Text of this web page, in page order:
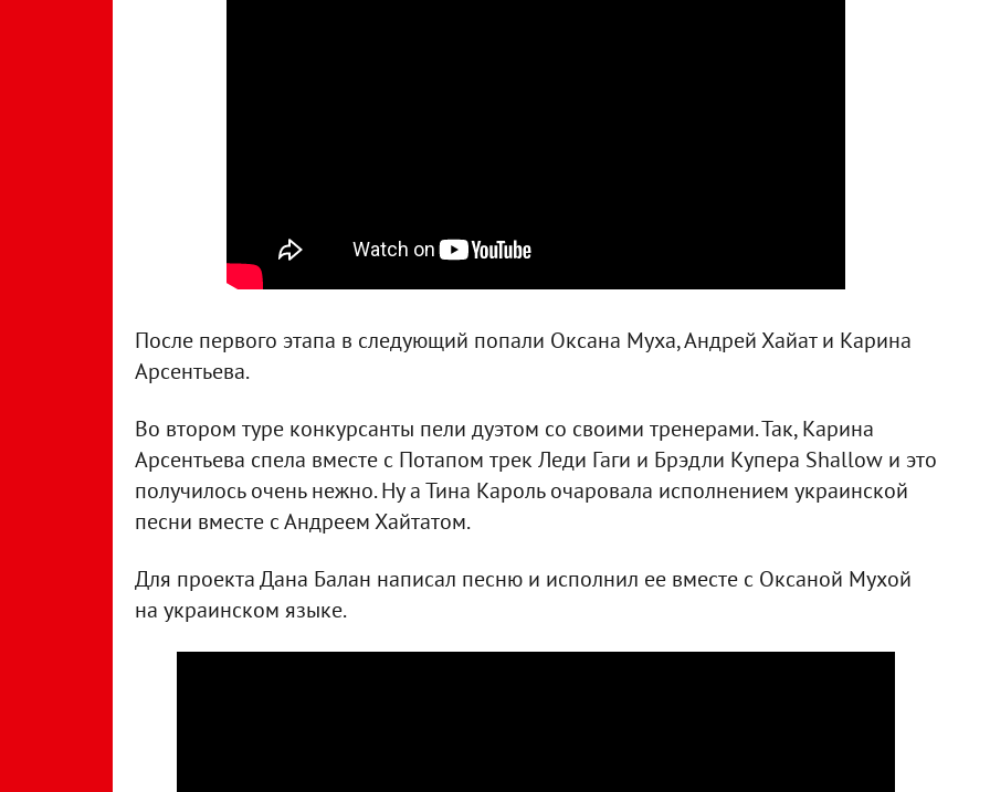
После первого этапа в следующий попали Оксана Муха, Андрей Хайат и Карина
Арсентьева.
Во втором туре конкурсанты пели дуэтом со своими тренерами. Так, Карина
Арсентьева спела вместе с Потапом трек Леди Гаги и Брэдли Купера Shallow и это
получилось очень нежно. Ну а Тина Кароль очаровала исполнением украинской
песни вместе с Андреем Хайтатом.
Для проекта Дана Балан написал песню и исполнил ее вместе с Оксаной Мухой
на украинском языке.